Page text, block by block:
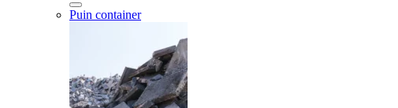
Puin container